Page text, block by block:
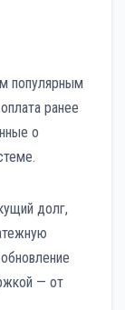
популярным
ранее
о
долг,
— от